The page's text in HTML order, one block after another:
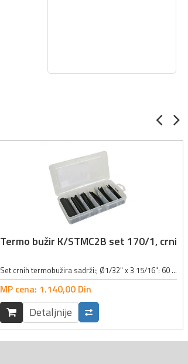
Termo bužir K/STMC2B set 170/1, crni
Set crnih termobužira sadrži:; Ø1/32" x 3 15/16": 60 kom; Ø5/64" x 3 15/16": 40 kom; Ø1/8" x 3 15/16": 30 kom; Ø11/64" x 3 15/16": 20 kom; Ø15/64" x 3 15/16": 10 kom; Ø23/64" x 3 15/16": 10 kom;
MP cena: 1.140,00 Din
Detaljnije